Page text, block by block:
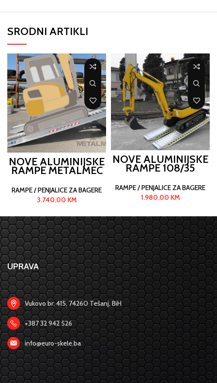
SRODNI ARTIKLI
NOVE ALUMINIJSKE
RAMPE METALMEC
RAMPE / PENJALICE ZA BAGERE
3.740,00 KM
NOVE ALUMINIJSKE
RAMPE 108/35
RAMPE / PENJALICE ZA BAGERE
1.980,00 KM
UPRAVA
Vukovo br: 415, 74260 Tešanj, BiH
+387 32 942 526
info@euro-skele.ba